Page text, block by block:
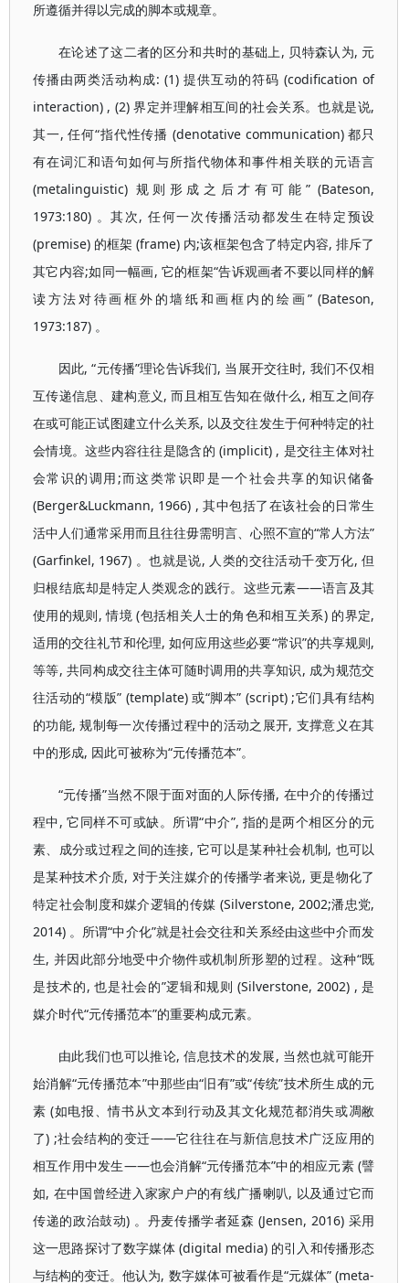
所遵循并得以完成的脚本或规章。
在论述了这二者的区分和共时的基础上, 贝特森认为, 元
传播由两类活动构成: (1) 提供互动的符码 (codification of
interaction) , (2) 界定并理解相互间的社会关系。也就是说,
其一, 任何“指代性传播 (denotative communication) 都只
有在词汇和语句如何与所指代物体和事件相关联的元语言
(metalinguistic) 规则形成之后才有可能” (Bateson,
1973:180) 。其次, 任何一次传播活动都发生在特定预设
(premise) 的框架 (frame) 内;该框架包含了特定内容, 排斥了
其它内容;如同一幅画, 它的框架“告诉观画者不要以同样的解
读方法对待画框外的墙纸和画框内的绘画” (Bateson,
1973:187) 。
因此, “元传播”理论告诉我们, 当展开交往时, 我们不仅相
互传递信息、建构意义, 而且相互告知在做什么, 相互之间存
在或可能正试图建立什么关系, 以及交往发生于何种特定的社
会情境。这些内容往往是隐含的 (implicit) , 是交往主体对社
会常识的调用;而这类常识即是一个社会共享的知识储备
(Berger&Luckmann, 1966) , 其中包括了在该社会的日常生
活中人们通常采用而且往往毋需明言、心照不宣的“常人方法”
(Garfinkel, 1967) 。也就是说, 人类的交往活动千变万化, 但
归根结底却是特定人类观念的践行。这些元素——语言及其
使用的规则, 情境 (包括相关人士的角色和相互关系) 的界定,
适用的交往礼节和伦理, 如何应用这些必要“常识”的共享规则,
等等, 共同构成交往主体可随时调用的共享知识, 成为规范交
往活动的“模版” (template) 或“脚本” (script) ;它们具有结构
的功能, 规制每一次传播过程中的活动之展开, 支撑意义在其
中的形成, 因此可被称为“元传播范本”。
“元传播”当然不限于面对面的人际传播, 在中介的传播过
程中, 它同样不可或缺。所谓“中介”, 指的是两个相区分的元
素、成分或过程之间的连接, 它可以是某种社会机制, 也可以
是某种技术介质, 对于关注媒介的传播学者来说, 更是物化了
特定社会制度和媒介逻辑的传媒 (Silverstone, 2002;潘忠党,
2014) 。所谓“中介化”就是社会交往和关系经由这些中介而发
生, 并因此部分地受中介物件或机制所形塑的过程。这种“既
是技术的, 也是社会的”逻辑和规则 (Silverstone, 2002) , 是
媒介时代“元传播范本”的重要构成元素。
由此我们也可以推论, 信息技术的发展, 当然也就可能开
始消解“元传播范本”中那些由“旧有”或“传统”技术所生成的元
素 (如电报、情书从文本到行动及其文化规范都消失或凋敝
了) ;社会结构的变迁——它往往在与新信息技术广泛应用的
相互作用中发生——也会消解“元传播范本”中的相应元素 (譬
如, 在中国曾经进入家家户户的有线广播喇叭, 以及通过它而
传递的政治鼓动) 。丹麦传播学者延森 (Jensen, 2016) 采用
这一思路探讨了数字媒体 (digital media) 的引入和传播形态
与结构的变迁。他认为, 数字媒体可被看作是“元媒体” (meta-